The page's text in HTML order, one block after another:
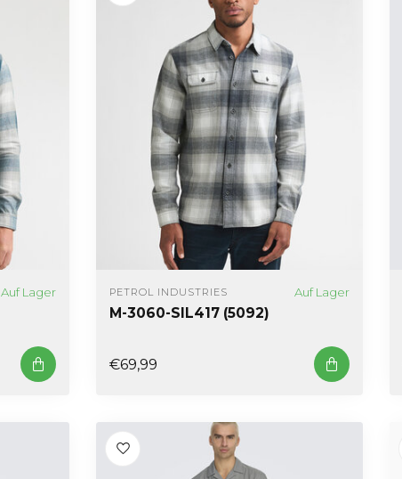
Auf Lager PETROL INDUSTRIES Auf Lager
M-3060-SIL417 (5092)
€69,99